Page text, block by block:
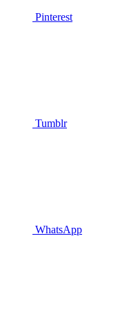
Pinterest
Tumblr
WhatsApp